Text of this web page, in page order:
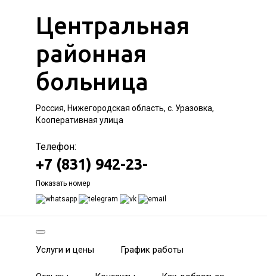
Центральная
районная
больница
Россия, Нижегородская область, с. Уразовка,
Кооперативная улица
Телефон:
+7 (831) 942-23-
Показать номер
Услуги и цены График работы